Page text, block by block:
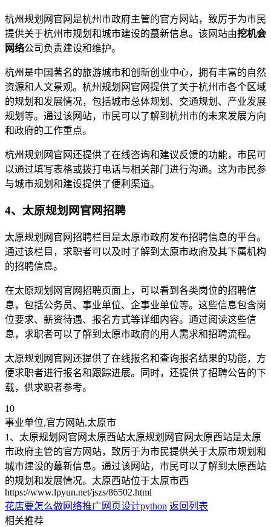
杭州规划网官网是杭州市政府主管的官方网站，致厉于为市民
提供关于杭州市规划和城市建设的蕞新信息。该网站由挖机会
网络公司负责建设和维护。
杭州是中国著名的旅游城市和创新创业中心，拥有丰富的自然
资源和人文景观。杭州规划网官网提供了关于杭州市各个区域
的规划和发展情况，包括城市总体规划、交通规划、产业发展
规划等。通过该网站，市民可以了解到杭州市的未来发展方向
和政府的工作重点。
杭州规划网官网还提供了在线咨询和建议反馈的功能，市民可
以通过填写表格或拨打电话与相关部门进行沟通。这为市民参
与城市规划和建设提供了便利渠道。
4、太原规划网官网招聘
太原规划网官网招聘栏目是太原市政府发布招聘信息的平台。
通过该栏目，求职者可以及时了解到太原市政府及其下属机构
的招聘信息。
在太原规划网官网招聘页面上，可以看到各类岗位的招聘信
息，包括公务员、事业单位、企事业单位等。这些信息包含岗
位要求、薪资待遇、报名方式等详细内容。通过阅读这些信
息，求职者可以了解到太原市政府的用人需求和招聘流程。
太原规划网官网还提供了在线报名和查询报名结果的功能，方
便求职者进行报名和跟踪进展。同时，还提供了招聘公告的下
载，供求职者参考。
10
事业单位,官方网站,太原市
1、太原规划网官网太原西站太原规划网官网太原西站是太原
市政府主管的官方网站，致厉于为市民提供关于太原市规划和
城市建设的蕞新信息。通过该网站，市民可以了解到太原西站
的规划和发展情况。太原西站位于太原市西
https://www.lpyun.net/jszs/86502.html
花店要怎么做网络推广 网页设计python 返回列表
相关推荐